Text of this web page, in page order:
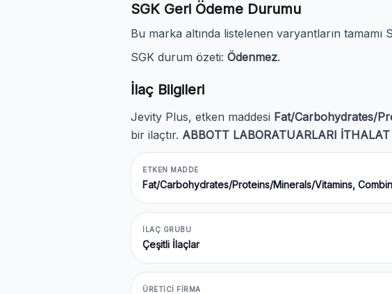
SGK Geri Ödeme Durumu
Bu marka altında listelenen varyantların tamamı
SGK durum özeti: Ödenmez.
İlaç Bilgileri
Jevity Plus, etken maddesi Fat/Carbohydrates/
bir ilaçtır. ABBOTT LABORATUARLARI
ETKEN MADDE
Fat/Carbohydrates/Proteins/Minerals/Vitamins,
İLAÇ GRUBU
Çeşitli İlaçlar
ÜRETICI FIRMA